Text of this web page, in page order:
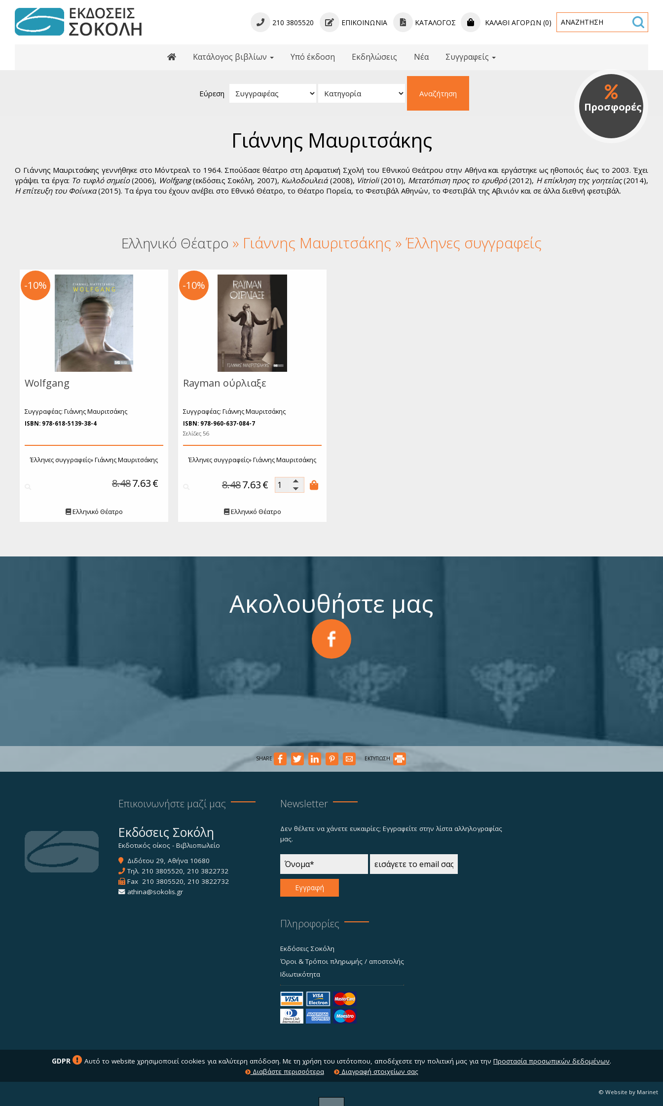
210 3805520 ΕΠΙΚΟΙΝΩΝΊΑ ΚΑΤΆΛΟΓΟΣ ΚΑΛΆΘΙ ΑΓΟΡΏΝ (0)
Κατάλογος βιβλίων
Κριτικά κείμενα - Μελετήματα
Ελληνική Ποίηση
Παγκόσμια Ποίηση
Βιβλία για Παιδιά
Εφηβική Λογοτεχνία
Ιστορία
Βιογραφίες
Εκπαίδευση
Λεξικά
Ημερολόγια
Υπό έκδοση Εκδηλώσεις Νέα Συγγραφείς
Εύρεση Αναζήτηση
Γιάννης Μαυριτσάκης
Ο Γιάννης Μαυριτσάκης γεννήθηκε στο Μόντρεαλ το 1964. Σπούδασε θέατρο στη Δραματική Σχολή του Εθνικού Θεάτρου στην Αθήνα και εργάστηκε ως ηθοποιός έως το 2003. Έχει
γράψει τα έργα: Το τυφλό σημείο(2006), Wolfgang(εκδόσεις Σοκόλη, 2007), Κωλοδουλειά(2008), Vitrioli(2010), Μετατόπιση προς το ερυθρό(2012), Η επίκληση της γοητείας(2014),
Η επίτευξη του Φοίνικα(2015). Τα έργα του έχουν ανέβει στο Εθνικό Θέατρο, το Θέατρο Πορεία, το Φεστιβάλ Αθηνών, το Φεστιβάλ της Αβινιόν και σε άλλα διεθνή φεστιβάλ.
Ελληνικό Θέατρο » Γιάννης Μαυριτσάκης » Έλληνες συγγραφείς
Wolfgang
Συγγραφέας: Γιάννης Μαυριτσάκης
ISBN: 978-618-5139-38-4
Έλληνες συγγραφείς»Γιάννης Μαυριτσάκης
8.487.63€
-10%
Ελληνικό Θέατρο
Rayman ούρλιαξε
Συγγραφέας: Γιάννης Μαυριτσάκης
ISBN: 978-960-637-084-7
Σελίδες 56
Έλληνες συγγραφείς»Γιάννης Μαυριτσάκης
8.487.63€
-10%
Ελληνικό Θέατρο
Ακολουθήστε μας
SHARE ΕΚΤΥΠΩΣΗ
Επικοινωνήστε μαζί μας
Εκδόσεις Σοκόλη
Εκδοτικός οίκος - Βιβλιοπωλείο
Διδότου 29, Αθήνα 10680
Τηλ. 210 3805520, 210 3822732
Fax 210 3805520, 210 3822732
athina@sokolis.gr
Newsletter
Δεν θέλετε να χάνετε ευκαιρίες; Εγγραφείτε στην λίστα αλληλογραφίας
μας.
Εγγραφή
Πληροφορίες
Εκδόσεις Σοκόλη
Όροι & Τρόποι πληρωμής / αποστολής
Ιδιωτικότητα
GDPR Αυτό το website χρησιμοποιεί cookies για καλύτερη απόδοση. Με τη χρήση του ιστότοπου, αποδέχεστε την πολιτική μας για την Προστασία προσωπικών δεδομένων.
Διαβάστε περισσότερα
Διαγραφή στοιχείων σας
© Website by Marinet
Προσφορές